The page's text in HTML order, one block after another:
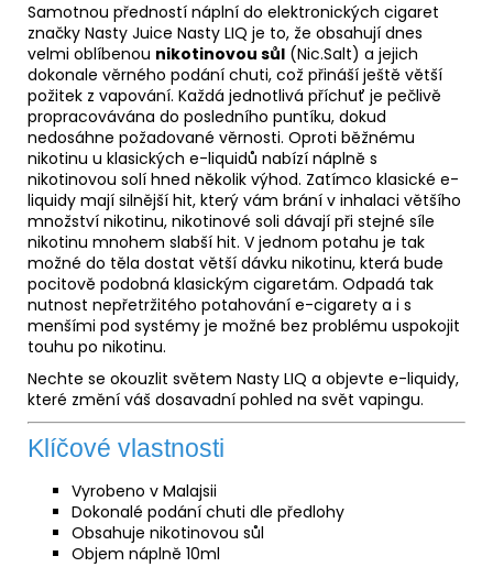
Samotnou předností náplní do elektronických cigaret
značky Nasty Juice Nasty LIQ je to, že obsahují dnes
velmi oblíbenou nikotinovou sůl (Nic.Salt) a jejich
dokonale věrného podání chuti, což přináší ještě větší
požitek z vapování. Každá jednotlivá příchuť je pečlivě
propracovávána do posledního puntíku, dokud
nedosáhne požadované věrnosti. Oproti běžnému
nikotinu u klasických e-liquidů nabízí náplně s
nikotinovou solí hned několik výhod. Zatímco klasické e-
liquidy mají silnější hit, který vám brání v inhalaci většího
množství nikotinu, nikotinové soli dávají při stejné síle
nikotinu mnohem slabší hit. V jednom potahu je tak
možné do těla dostat větší dávku nikotinu, která bude
pocitově podobná klasickým cigaretám. Odpadá tak
nutnost nepřetržitého potahování e-cigarety a i s
menšími pod systémy je možné bez problému uspokojit
touhu po nikotinu.
Nechte se okouzlit světem Nasty LIQ a objevte e-liquidy,
které změní váš dosavadní pohled na svět vapingu.
Klíčové vlastnosti
Vyrobeno v Malajsii
Dokonalé podání chuti dle předlohy
Obsahuje nikotinovou sůl
Objem náplně 10ml